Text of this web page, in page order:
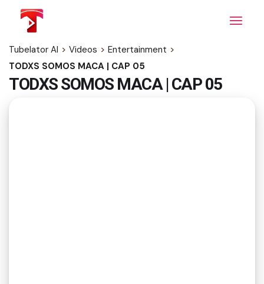
content
Tubelator AI > Videos > Entertainment >
TODXS SOMOS MACA | CAP 05
TODXS SOMOS MACA | CAP 05